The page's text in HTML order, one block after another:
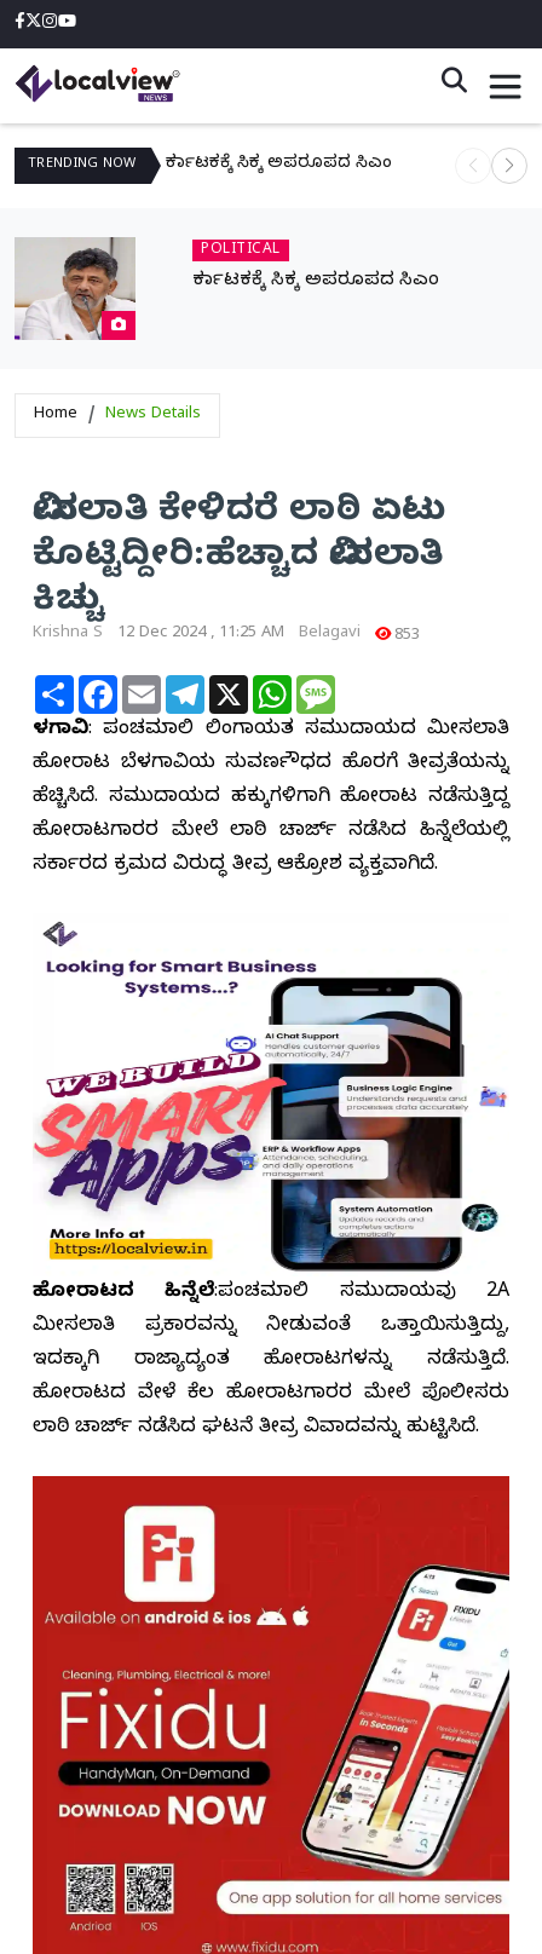
TRENDING NOW ಕರ್ನಾಟಕಕ್ಕೆ ಸಿಕ್ಕ ಅಪರೂಪದ ಸಿಎಂ ನಾಳೆ
POLITICAL
ಕರ್ನಾಟಕಕ್ಕೆ ಸಿಕ್ಕ ಅಪರೂಪದ ಸಿಎಂ
Home News Details
ಮೀಸಲಾತಿ ಕೇಳಿದರೆ ಲಾಠಿ ಏಟು
ಕೊಟ್ಟಿದ್ದೀರಿ:ಹೆಚ್ಚಾದ ಮೀಸಲಾತಿ
ಕಿಚ್ಚು
Krishna S 12 Dec 2024 , 11:25 AM Belagavi 853
ShareFacebook
Email Telegram
X WhatsApp
ಬೆಳಗಾವಿ: ಪಂಚಮಸಾಲಿ ಲಿಂಗಾಯತ ಸಮುದಾಯದ ಮೀಸಲಾತಿ
ಹೋರಾಟ ಬೆಳಗಾವಿಯ ಸುವರ್ಣಸೌಧದ ಹೊರಗೆ ತೀವ್ರತೆಯನ್ನು
ಹೆಚ್ಚಿಸಿದೆ. ಸಮುದಾಯದ ಹಕ್ಕುಗಳಿಗಾಗಿ ಹೋರಾಟ ನಡೆಸುತ್ತಿದ್ದ
ಹೋರಾಟಗಾರರ ಮೇಲೆ ಲಾಠಿ ಚಾರ್ಜ್ ನಡೆಸಿದ ಹಿನ್ನೆಲೆಯಲ್ಲಿ
ಸರ್ಕಾರದ ಕ್ರಮದ ವಿರುದ್ಧ ತೀವ್ರ ಆಕ್ರೋಶ ವ್ಯಕ್ತವಾಗಿದೆ.
ಹೋರಾಟದ ಹಿನ್ನೆಲೆ:ಪಂಚಮಸಾಲಿ ಸಮುದಾಯವು 2A
ಮೀಸಲಾತಿ ಪ್ರಕಾರವನ್ನು ನೀಡುವಂತೆ ಒತ್ತಾಯಿಸುತ್ತಿದ್ದು,
ಇದಕ್ಕಾಗಿ ರಾಜ್ಯಾದ್ಯಂತ ಹೋರಾಟಗಳನ್ನು ನಡೆಸುತ್ತಿದೆ.
ಹೋರಾಟದ ವೇಳೆ ಕೆಲ ಹೋರಾಟಗಾರರ ಮೇಲೆ ಪೊಲೀಸರು
ಲಾಠಿ ಚಾರ್ಜ್ ನಡೆಸಿದ ಘಟನೆ ತೀವ್ರ ವಿವಾದವನ್ನು ಹುಟ್ಟಿಸಿದೆ.